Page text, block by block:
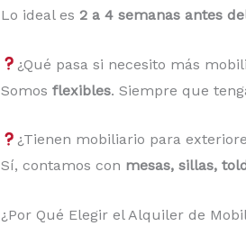
Lo ideal es 2 a 4 semanas antes
¿Qué pasa si necesito más
Somos flexibles. Siempre que
¿Tienen mobiliario para
Sí, contamos con mesas, sillas,
¿Por Qué Elegir el Alquiler de